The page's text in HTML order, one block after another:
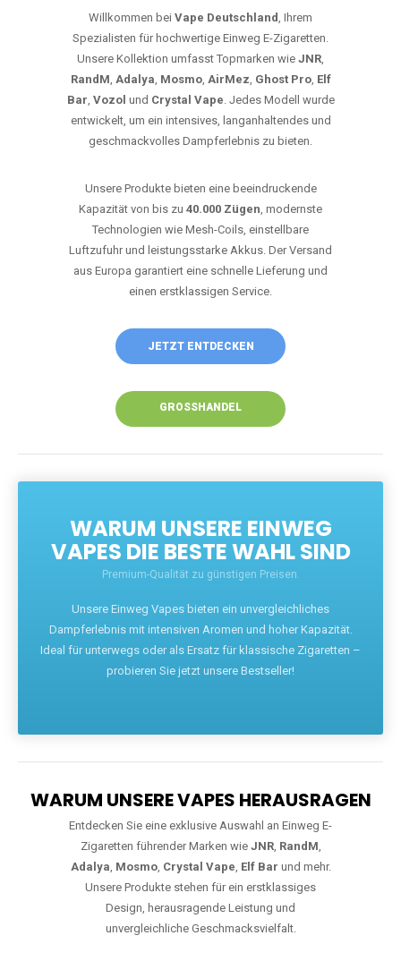
Willkommen bei Vape Deutschland, Ihrem
Spezialisten für hochwertige Einweg E-Zigaretten.
Unsere Kollektion umfasst Topmarken wie JNR,
RandM, Adalya, Mosmo, AirMez, Ghost Pro, Elf
Bar, Vozol und Crystal Vape. Jedes Modell wurde
entwickelt, um ein intensives, langanhaltendes und
geschmackvolles Dampferlebnis zu bieten.
Unsere Produkte bieten eine beeindruckende
Kapazität von bis zu 40.000 Zügen, modernste
Technologien wie Mesh-Coils, einstellbare
Luftzufuhr und leistungsstarke Akkus. Der Versand
aus Europa garantiert eine schnelle Lieferung und
einen erstklassigen Service.
JETZT ENTDECKEN
GROSSHANDEL
WARUM UNSERE EINWEG
VAPES DIE BESTE WAHL SIND
Premium-Qualität zu günstigen Preisen.
Unsere Einweg Vapes bieten ein unvergleichliches
Dampferlebnis mit intensiven Aromen und hoher Kapazität.
Ideal für unterwegs oder als Ersatz für klassische Zigaretten –
probieren Sie jetzt unsere Bestseller!
WARUM UNSERE VAPES HERAUSRAGEN
Entdecken Sie eine exklusive Auswahl an Einweg E-
Zigaretten führender Marken wie JNR, RandM,
Adalya, Mosmo, Crystal Vape, Elf Bar und mehr.
Unsere Produkte stehen für ein erstklassiges
Design, herausragende Leistung und
unvergleichliche Geschmacksvielfalt.